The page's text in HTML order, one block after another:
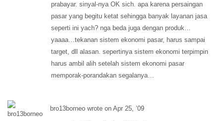
prabayar. sinyal-nya OK sich. apa karena persaingan
pasar yang begitu ketat sehingga banyak layanan jasa
seperti ini yach? nga beda juga dengan produk…
yaaaa…tekanan sistem ekonomi pasar, harus sampai
target, dll alasan. sepertinya sistem ekonomi terpimpin
harus ambil alih setelah sistem ekonomi pasar
memporak-porandakan segalanya…
bro13borneo wrote on Apr 25, ’09